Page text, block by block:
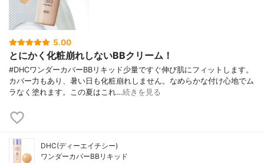
5.00
とにかく化粧崩れしないBBクリーム！
#DHCワンダーカバーBBリキッド少量ですぐ伸び肌にフィットします。
カバー力もあり、暑い日も化粧崩れしません。なめらかな付け心地でム
ラなく塗れます。この夏はこれ…続きを見る
DHC(ディーエイチシー)
ワンダーカバーBBリキッド